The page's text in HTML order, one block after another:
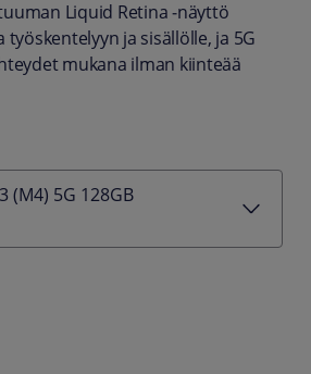
Liquid Retina ‑näyttö
ja sisällölle, ja 5G
mukana ilman kiinteää
(M4) 5G 128GB